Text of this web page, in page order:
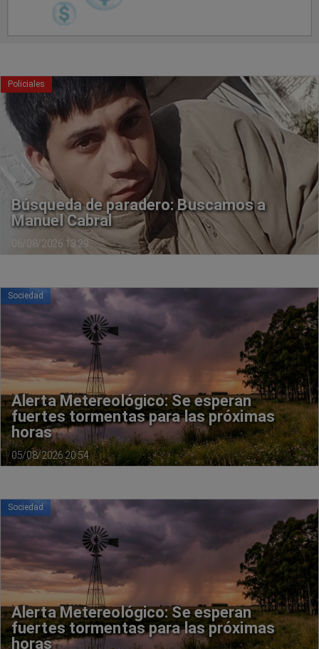
Policiales
Búsqueda de paradero: Buscamos a
Manuel Cabral
06/08/2026 13:29
Sociedad
Alerta Metereológico: Se esperan
fuertes tormentas para las próximas
horas
05/08/2026 20:54
Sociedad
Alerta Metereológico: Se esperan
fuertes tormentas para las próximas
horas